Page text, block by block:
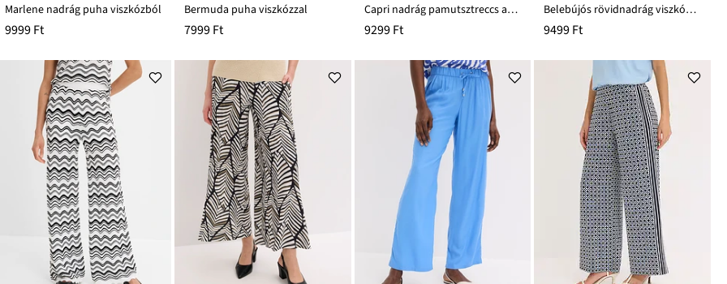
Marlene nadrág puha viszkózból
9999 Ft
Bermuda puha viszkózzal
7999 Ft
Capri nadrág pamutsztreccs anyagból
9299 Ft
Belebújós rövidnadrág viszkóz. keverékből
9499 Ft